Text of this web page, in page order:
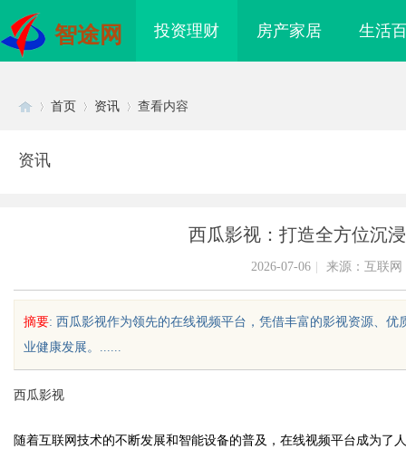
智途网 投资理财 房产家居 生活
首页 资讯 查看内容
资讯
西瓜影视：打造全方位沉
2026-07-06 来源：互联网
摘要: 西瓜影视作为领先的在线视频平台，凭借丰富的影视资源、
业健康发展。......
西瓜影视
随着互联网技术的不断发展和智能设备的普及，在线视频平台成为了
行业背后的故事与
新时代